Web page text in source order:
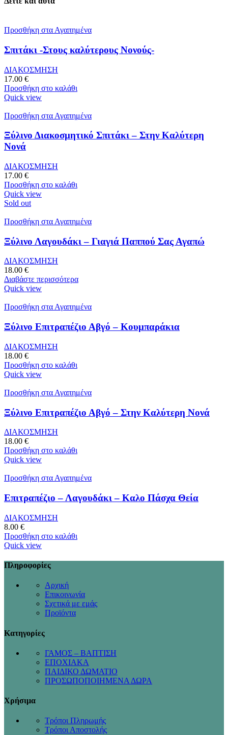
Προσθήκη στα Αγαπημένα
Σπιτάκι -Στους καλύτερους Νονούς-
ΔΙΑΚΟΣΜΗΣΗ
17.00 €
Προσθήκη στο καλάθι
Quick view
Προσθήκη στα Αγαπημένα
Ξύλινο Διακοσμητικό Σπιτάκι – Στην Καλύτερη
Νονά
ΔΙΑΚΟΣΜΗΣΗ
17.00 €
Προσθήκη στο καλάθι
Quick view
Sold out
Προσθήκη στα Αγαπημένα
Ξύλινο Λαγουδάκι – Γιαγιά Παππού Σας Αγαπώ
ΔΙΑΚΟΣΜΗΣΗ
18.00 €
Διαβάστε περισσότερα
Quick view
Προσθήκη στα Αγαπημένα
Ξύλινο Επιτραπέζιο Αβγό – Κουμπαράκια
ΔΙΑΚΟΣΜΗΣΗ
18.00 €
Προσθήκη στο καλάθι
Quick view
Προσθήκη στα Αγαπημένα
Ξύλινο Επιτραπέζιο Αβγό – Στην Καλύτερη Νονά
ΔΙΑΚΟΣΜΗΣΗ
18.00 €
Προσθήκη στο καλάθι
Quick view
Προσθήκη στα Αγαπημένα
Επιτραπέζιο – Λαγουδάκι – Καλο Πάσχα Θεία
ΔΙΑΚΟΣΜΗΣΗ
8.00 €
Προσθήκη στο καλάθι
Quick view
Πληροφορίες
Αρχική
Επικοινωνία
Σχετικά με εμάς
Προϊόντα
Κατηγορίες
ΓΑΜΟΣ – ΒΑΠΤΙΣΗ
ΕΠΟΧΙΑΚΑ
ΠΑΙΔΙΚΟ ΔΩΜΑΤΙΟ
ΠΡΟΣΩΠΟΠΟΙΗΜΕΝΑ ΔΩΡΑ
Χρήσιμα
Τρόποι Πληρωμής
Τρόποι Αποστολής